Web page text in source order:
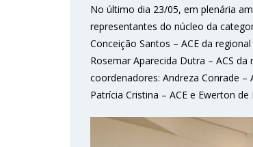
No último dia 23/05, em plenária
representantes do núcleo da
Conceição Santos – ACE da
Rosemar Aparecida Dutra – ACS
coordenadores: Andreza Conrade –
Patrícia Cristina – ACE e Ewerton de